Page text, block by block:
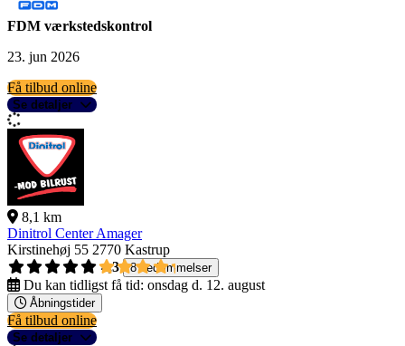
FDM værkstedskontrol
23. jun 2026
Få tilbud online
Se detaljer
8,1 km
Dinitrol Center Amager
Kirstinehøj 55 2770 Kastrup
4,3
8 bedømmelser
Du kan tidligst få tid: onsdag d. 12. august
Åbningstider
Få tilbud online
Se detaljer